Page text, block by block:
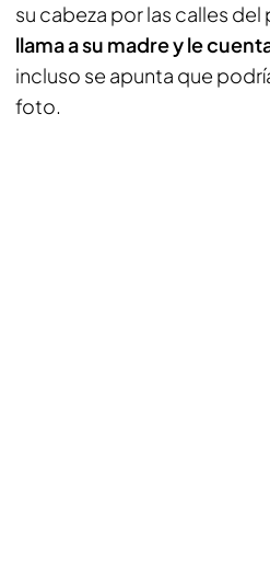
su cabeza por las calles
llama a su madre y le
incluso se apunta que
foto.